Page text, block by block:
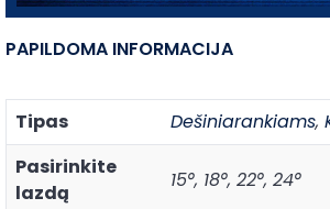
PAPILDOMA INFORMACIJA
Tipas Dešiniarankiams,
Pasirinkite
lazdą
15°, 18°, 22°, 24°